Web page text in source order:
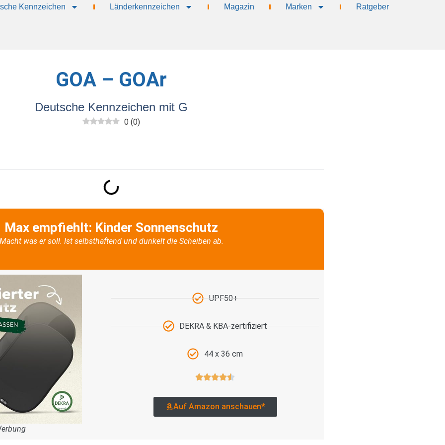
Kennzeichen Länderkennzeichen Magazin Marken Ratgeber
GOA – GOAr
Deutsche Kennzeichen mit G
0 (0)
Max empfiehlt: Kinder Sonnenschutz
was er soll. Ist selbsthaftend und dunkelt die Scheiben ab.
UPF50+
DEKRA & KBA-zertifiziert
44 x 36 cm
Auf Amazon anschauen*